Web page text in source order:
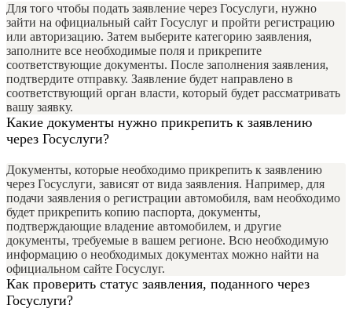
Для того чтобы подать заявление через Госуслуги, нужно
зайти на официальный сайт Госуслуг и пройти регистрацию
или авторизацию. Затем выберите категорию заявления,
заполните все необходимые поля и прикрепите
соответствующие документы. После заполнения заявления,
подтвердите отправку. Заявление будет направлено в
соответствующий орган власти, который будет рассматривать
вашу заявку.
Какие документы нужно прикрепить к заявлению
через Госуслуги?
Документы, которые необходимо прикрепить к заявлению
через Госуслуги, зависят от вида заявления. Например, для
подачи заявления о регистрации автомобиля, вам необходимо
будет прикрепить копию паспорта, документы,
подтверждающие владение автомобилем, и другие
документы, требуемые в вашем регионе. Всю необходимую
информацию о необходимых документах можно найти на
официальном сайте Госуслуг.
Как проверить статус заявления, поданного через
Госуслуги?